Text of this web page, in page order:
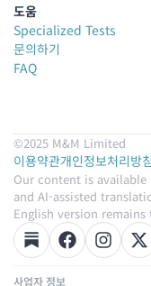
도움
Specialized Tests
문의하기
FAQ
©2025 M&M Limited
이용약관개인정보처리방침
Our content is
and AI-assisted
English version
사업자 정보